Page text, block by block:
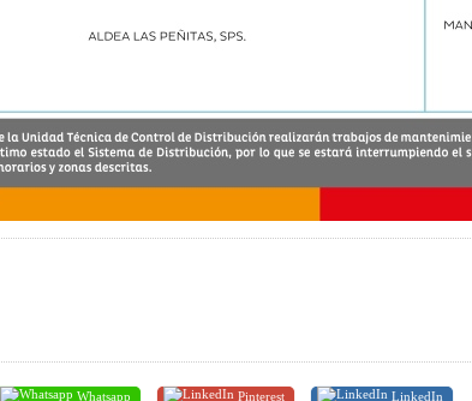
Whatsapp Pinterest LinkedIn